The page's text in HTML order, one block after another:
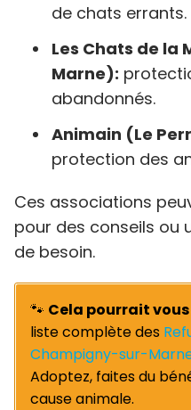
de chats errants.
Les Chats de
Marne):
abandonnés.
Animain (Le
protection des
Ces associations
pour des conseils ou
de besoin.
🐾 Cela pourrait
liste complète des
Champigny-sur-
Adoptez, faites du
cause animale.